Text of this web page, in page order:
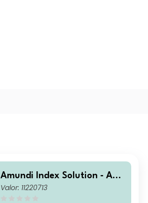
Amundi Index Solution - Amu
ndi EUR High Yield Corporat
Valor: 11220713